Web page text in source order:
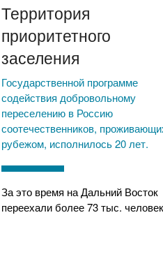
Территория
приоритетного
заселения
Государственной программе
содействия добровольному
переселению в Россию
соотечественников,
рубежом, исполнилось 20 лет.
За это время на Дальний Восток
переехали более 73 тыс.